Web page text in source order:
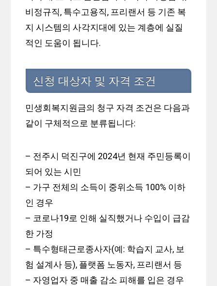
비정규직, 특수고용직, 프리랜서 등 기존 복
지 시스템의 사각지대에 있는 계층에 실질
적인 도움이 됩니다.
신청 대상자 및 자격 조건
민생회복지원금의 청구 자격 조건은 다음과
같이 구체적으로 분류됩니다:
– 전주시 덕진구에 2024년 현재 주민등록이
되어 있는 시민
– 가구 전체의 소득이 중위소득 100% 이하
인 경우
– 코로나19로 인해 실직했거나 수입이 급감
한 가정
– 특수형태근로종사자(예: 학습지 교사, 보
험 설계사 등), 플랫폼 노동자, 프리랜서 등
– 자영업자 중 매출 감소 피해를 입은 경우